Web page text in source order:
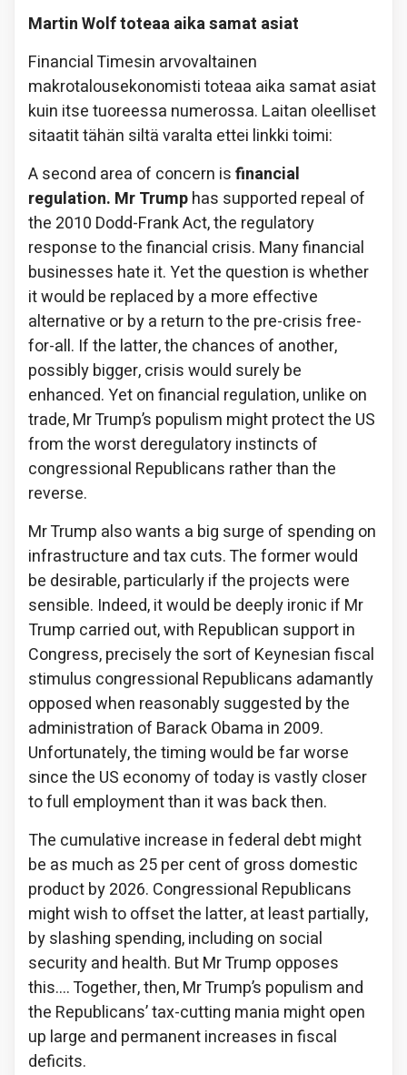
Martin Wolf toteaa aika samat asiat
Financial Timesin arvovaltainen
makrotalousekonomisti toteaa aika samat asiat
kuin itse tuoreessa numerossa. Laitan oleelliset
sitaatit tähän siltä varalta ettei linkki toimi:
A second area of concern isfinancial
regulation. Mr Trumphas supported repeal of
the 2010 Dodd-Frank Act, the regulatory
response to the financial crisis. Many financial
businesses hate it. Yet the question is whether
it would be replaced by a more effective
alternative or by a return to the pre-crisis free-
for-all. If the latter, the chances of another,
possibly bigger, crisis would surely be
enhanced. Yet on financial regulation, unlike on
trade, Mr Trump’s populism might protect the US
from the worst deregulatory instincts of
congressional Republicans rather than the
reverse.
Mr Trump also wants a big surge of spending on
infrastructure and tax cuts. The former would
be desirable, particularly if the projects were
sensible. Indeed, it would be deeply ironic if Mr
Trump carried out, with Republican support in
Congress, precisely the sort of Keynesian fiscal
stimulus congressional Republicans adamantly
opposed when reasonably suggested by the
administration of Barack Obama in 2009.
Unfortunately, the timing would be far worse
since the US economy of today is vastly closer
to full employment than it was back then.
The cumulative increase in federal debt might
be as much as 25 per cent of gross domestic
product by 2026. Congressional Republicans
might wish to offset the latter, at least partially,
by slashing spending, including on social
security and health. But Mr Trump opposes
this…. Together, then, Mr Trump’s populism and
the Republicans’ tax-cutting mania might open
up large and permanent increases in fiscal
deficits.